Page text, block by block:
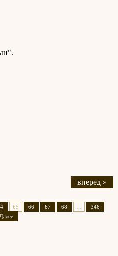
вперед »
65 66 67 68
346
Далее